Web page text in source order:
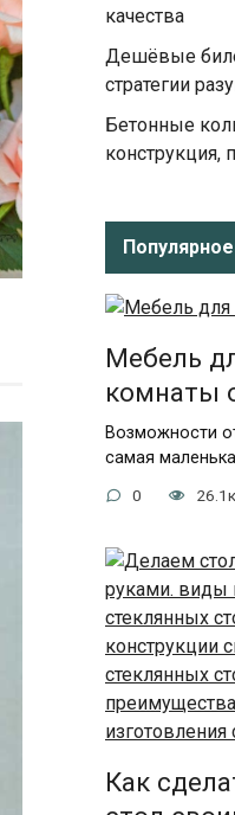
качества
Дешёвые
стратегии
Бетонные
конструкция,
Популярное
Мебель
комнаты
Возможности
самая
0
Как